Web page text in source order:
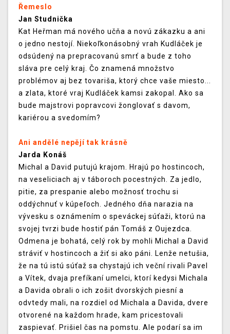
Řemeslo
Jan Studnička
Kat Heřman má nového učňa a novú zákazku a ani
o jedno nestojí. Niekoľkonásobný vrah Kudláček je
odsúdený na prepracovanú smrť a bude z toho
sláva pre celý kraj. Čo znamená množstvo
problémov aj bez tovariša, ktorý chce vaše miesto...
a zlata, ktoré vraj Kudláček kamsi zakopal. Ako sa
bude majstrovi popravcovi žonglovať s davom,
kariérou a svedomím?
Ani andělé nepějí tak krásně
Jarda Konáš
Michal a David putujú krajom. Hrajú po hostincoch,
na veseliciach aj v táboroch pocestných. Za jedlo,
pitie, za prespanie alebo možnosť trochu si
oddýchnuť v kúpeľoch. Jedného dňa narazia na
vývesku s oznámením o speváckej súťaži, ktorú na
svojej tvrzi bude hostiť pán Tomáš z Oujezdca.
Odmena je bohatá, celý rok by mohli Michal a David
stráviť v hostincoch a žiť si ako páni. Lenže netušia,
že na tú istú súťaž sa chystajú ich veční rivali Pavel
a Vítek, dvaja prefíkaní umelci, ktorí kedysi Michala
a Davida obrali o ich zošit dvorských piesní a
odvtedy mali, na rozdiel od Michala a Davida, dvere
otvorené na každom hrade, kam pricestovali
zaspievať. Prišiel čas na pomstu. Ale podarí sa im